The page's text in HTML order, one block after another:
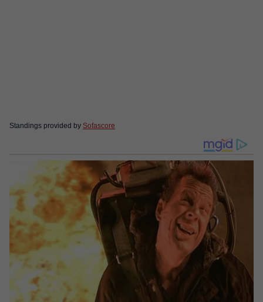
Standings provided by Sofascore